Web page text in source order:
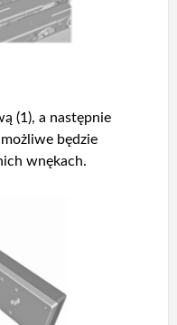
(1), a następnie
będzie
wnękach.